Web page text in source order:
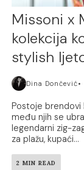
Missoni x
kolekcija
stylish
Dina Dončević
Postoje brendovi
među njih se
legendarni zig-
za plažu, kupaći...
2 MIN READ